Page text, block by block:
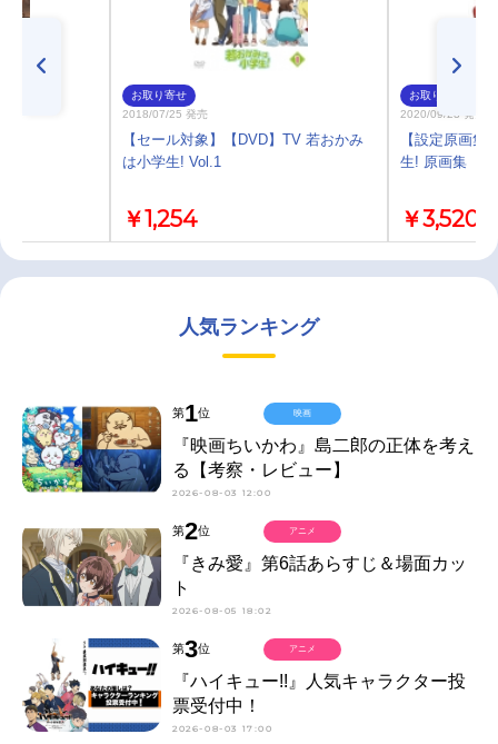
お取り寄せ
2018/07/25 発売
【セール対象】【DVD】TV 若おかみ
は小学生! Vol.1
￥1,254
お取り寄せ
2020/09/23 発売
【設定原画集
生! 原画集
￥3,520
人気ランキング
第1位
『映画ちいかわ』島二郎の正体を考え
る【考察・レビュー】
2026-08-03 12:00
映画
第2位
『きみ愛』第6話あらすじ＆場面カッ
ト
2026-08-05 18:02
アニメ
第3位
『ハイキュー!!』人気キャラクター投
票受付中！
2026-08-03 17:00
アニメ